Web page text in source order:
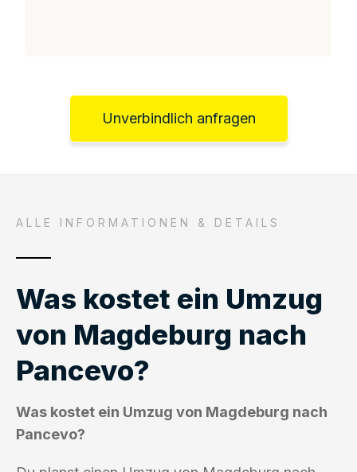
Unverbindlich anfragen
ALLE INFORMATIONEN & DETAILS
Was kostet ein Umzug
von Magdeburg nach
Pancevo?
Was kostet ein Umzug von Magdeburg nach
Pancevo?